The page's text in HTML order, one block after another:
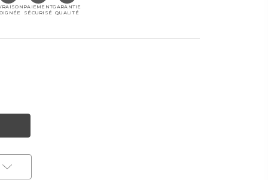
PAIEMENT
SÉCURISÉ
GARANTIE
QUALITÉ